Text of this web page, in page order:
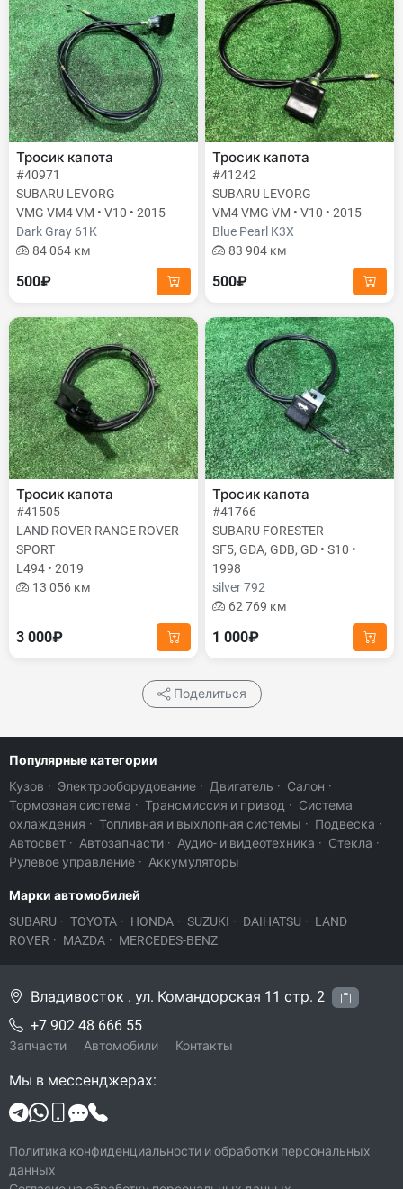
Тросик капота
#40971
SUBARU LEVORG
VMG VM4 VM • V10 • 2015
Dark Gray 61K
84 064 км
500₽
Тросик капота
#41242
SUBARU LEVORG
VM4 VMG VM • V10 • 2015
Blue Pearl K3X
83 904 км
500₽
Тросик капота
#41505
LAND ROVER RANGE ROVER
SPORT
L494 • 2019
13 056 км
3 000₽
Тросик капота
#41766
SUBARU FORESTER
SF5, GDA, GDB, GD • S10 •
1998
silver 792
62 769 км
1 000₽
Поделиться
Популярные категории
Кузов · Электрооборудование · Двигатель · Салон ·
Тормозная система · Трансмиссия и привод · Система
охлаждения · Топливная и выхлопная системы · Подвеска ·
Автосвет · Автозапчасти · Аудио- и видеотехника · Стекла ·
Рулевое управление · Аккумуляторы
Марки автомобилей
SUBARU · TOYOTA · HONDA · SUZUKI · DAIHATSU · LAND
ROVER · MAZDA · MERCEDES-BENZ
Владивосток . ул. Командорская 11 стр. 2
+7 902 48 666 55
Запчасти Автомобили Контакты
Мы в мессенджерах:
Политика конфиденциальности и обработки персональных
данных